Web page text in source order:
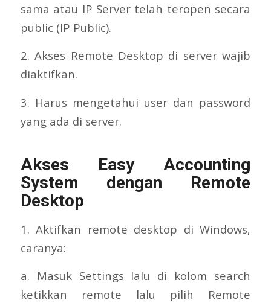
sama atau IP Server telah teropen secara
public (IP Public).
2. Akses Remote Desktop di server wajib
diaktifkan.
3. Harus mengetahui user dan password
yang ada di server.
Akses Easy Accounting
System dengan Remote
Desktop
1. Aktifkan remote desktop di Windows,
caranya:
a. Masuk Settings lalu di kolom search
ketikkan remote lalu pilih Remote